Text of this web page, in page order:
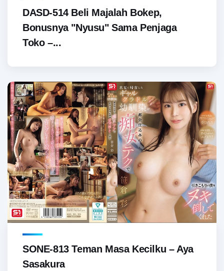
DASD-514 Beli Majalah Bokep,
Bonusnya "Nyusu" Sama Penjaga
Toko –...
SONE-813 Teman Masa Kecilku – Aya
Sasakura